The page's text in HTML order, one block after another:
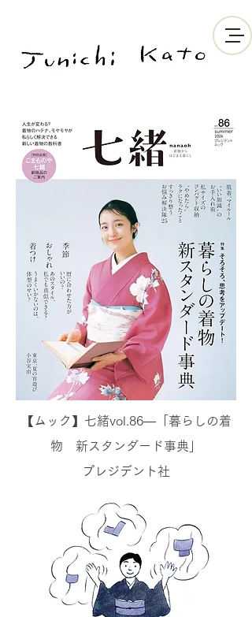
【ムック】七緒vol.86―「暮らしの着
物 新スタンダード事典」
プレジデント社